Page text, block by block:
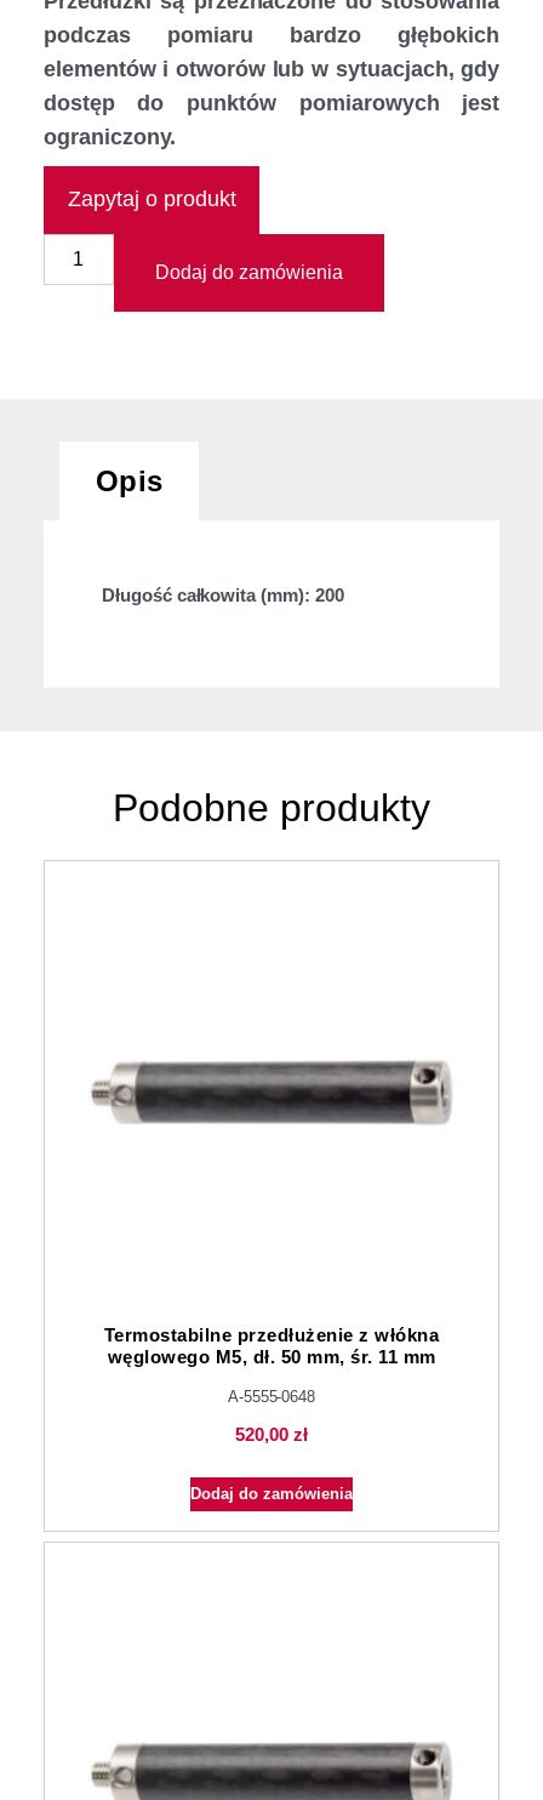
podczas pomiaru bardzo głębokich
elementów i otworów lub w sytuacjach, gdy
dostęp do punktów pomiarowych jest
ograniczony.
Zapytaj o produkt
Dodaj do zamówienia
Opis
Długość całkowita (mm): 200
Podobne produkty
Termostabilne przedłużenie z włókna
węglowego M5, dł. 50 mm, śr. 11 mm
A-5555-0648
520,00 zł
Dodaj do zamówienia